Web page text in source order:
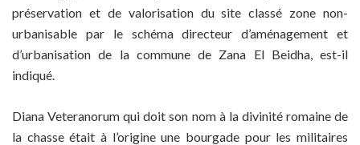
préservation et de valorisation du site classé zone non-
urbanisable par le schéma directeur d’aménagement et
d’urbanisation de la commune de Zana El Beidha, est-il
indiqué.
Diana Veteranorum qui doit son nom à la divinité romaine de
la chasse était à l’origine une bourgade pour les militaires